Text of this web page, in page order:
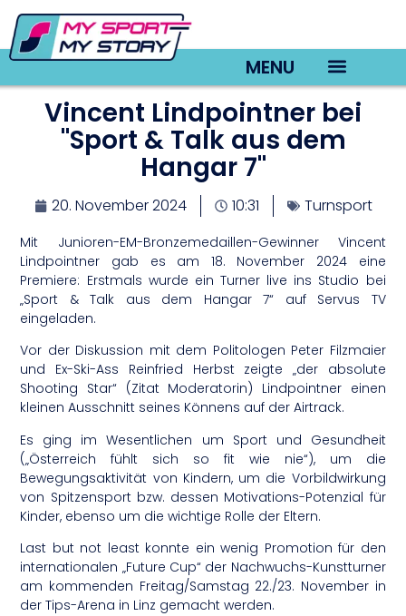
MENU
Vincent Lindpointner bei
"Sport & Talk aus dem
Hangar 7"
20. November 2024 10:31 Turnsport
Mit Junioren-EM-Bronzemedaillen-Gewinner Vincent
Lindpointner gab es am 18. November 2024 eine
Premiere: Erstmals wurde ein Turner live ins Studio bei
„Sport & Talk aus dem Hangar 7“ auf Servus TV
eingeladen.
Vor der Diskussion mit dem Politologen Peter Filzmaier
und Ex-Ski-Ass Reinfried Herbst zeigte „der absolute
Shooting Star“ (Zitat Moderatorin) Lindpointner einen
kleinen Ausschnitt seines Könnens auf der Airtrack.
Es ging im Wesentlichen um Sport und Gesundheit
(„Österreich fühlt sich so fit wie nie“), um die
Bewegungsaktivität von Kindern, um die Vorbildwirkung
von Spitzensport bzw. dessen Motivations-Potenzial für
Kinder, ebenso um die wichtige Rolle der Eltern.
Last but not least konnte ein wenig Promotion für den
internationalen „Future Cup“ der Nachwuchs-Kunstturner
am kommenden Freitag/Samstag 22./23. November in
der Tips-Arena in Linz gemacht werden.